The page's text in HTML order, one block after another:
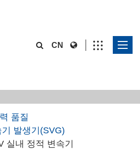
CN
품질
발생기(SVG)
실내 정적 변속기